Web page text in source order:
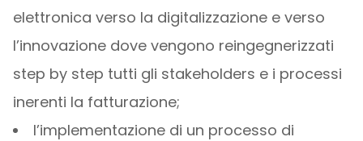
elettronica verso la digitalizzazione e verso
l’innovazione dove vengono reingegnerizzati
step by step tutti gli stakeholders e i processi
inerenti la fatturazione;
l’implementazione di un processo di